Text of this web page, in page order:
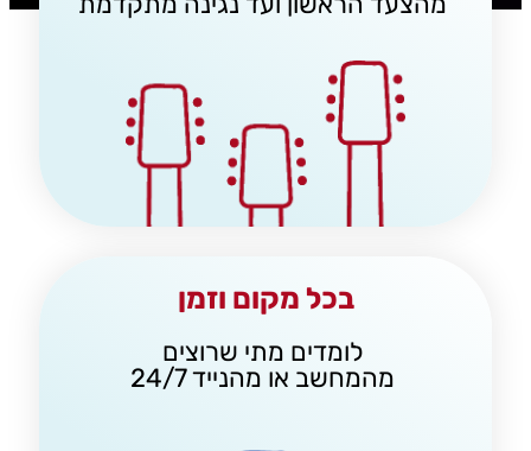
בכל מקום וזמן
לומדים מתי שרוצים
מהמחשב או מהנייד 24/7